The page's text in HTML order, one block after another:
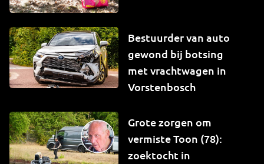
Bestuurder van auto
gewond bij botsing
met vrachtwagen in
Vorstenbosch
Grote zorgen om
vermiste Toon (78):
zoektocht in